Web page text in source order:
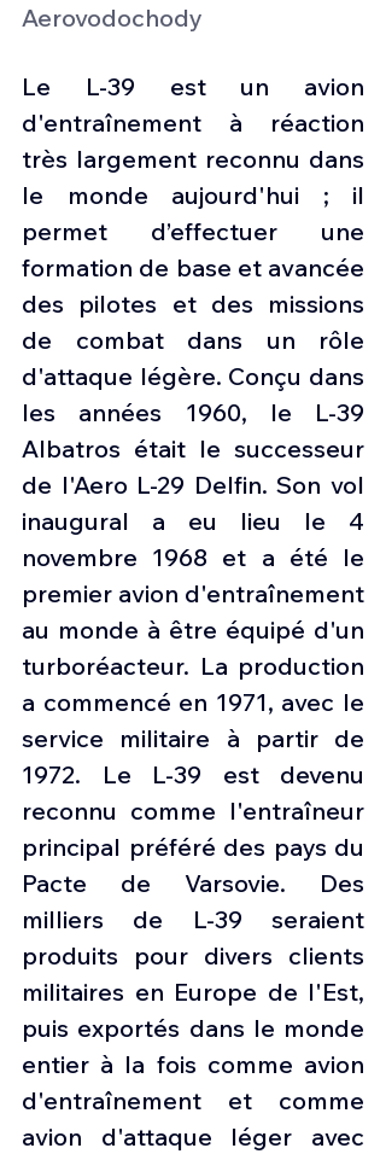
Aerovodochody
Le L-39 est un avion
d'entraînement à réaction
très largement reconnu dans
le monde aujourd'hui ; il
permet d’effectuer une
formation de base et avancée
des pilotes et des missions
de combat dans un rôle
d'attaque légère. Conçu dans
les années 1960, le L-39
Albatros était le successeur
de l'Aero L-29 Delfin. Son vol
inaugural a eu lieu le 4
novembre 1968 et a été le
premier avion d'entraînement
au monde à être équipé d'un
turboréacteur. La production
a commencé en 1971, avec le
service militaire à partir de
1972. Le L-39 est devenu
reconnu comme l'entraîneur
principal préféré des pays du
Pacte de Varsovie. Des
milliers de L-39 seraient
produits pour divers clients
militaires en Europe de l'Est,
puis exportés dans le monde
entier à la fois comme avion
d'entraînement et comme
avion d'attaque léger avec